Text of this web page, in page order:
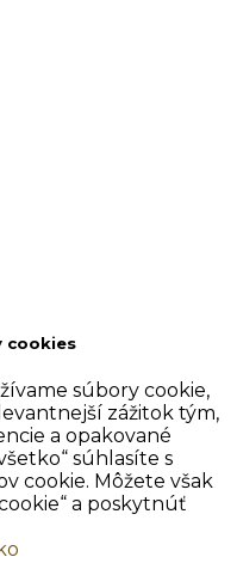
cookies
súbory cookie,
zážitok tým,
a opakované
súhlasíte s
cookie. Môžete však
a poskytnúť